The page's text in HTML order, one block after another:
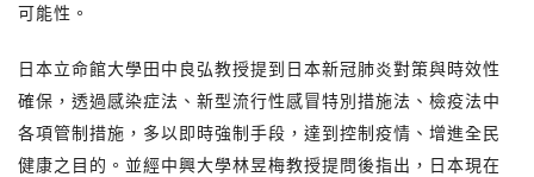
可能性。
日本立命館大學田中良弘教授提到日本新冠肺炎對策與時效性
確保，透過感染症法、新型流行性感冒特別措施法、檢疫法中
各項管制措施，多以即時強制手段，達到控制疫情、增進全民
健康之目的。並經中興大學林昱梅教授提問後指出，日本現在